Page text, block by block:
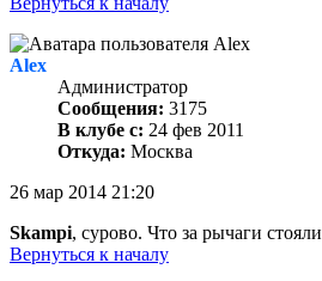
Alex
Администратор
Сообщения: 3175
В клубе с: 24 фев 2011
Откуда: Москва
26 мар 2014 21:20
Skampi, сурово. Что за рычаги
Вернуться к началу